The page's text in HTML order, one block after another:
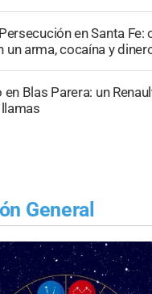
Persecución en Santa Fe:
un arma, cocaína y
en Blas Parera: un
General